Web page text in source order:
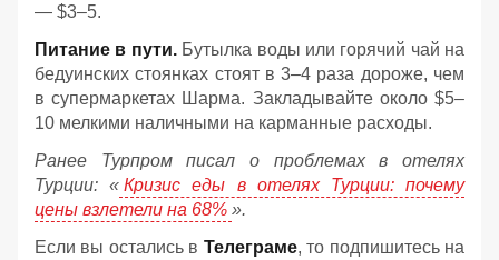
— $3–5.
Питание в пути.Бутылка воды или горячий чай на
бедуинских стоянках стоят в 3–4 раза дороже, чем
в супермаркетах Шарма. Закладывайте около $5–
10 мелкими наличными на карманные расходы.
Ранее Турпром писал о проблемах в отелях
Турции: « Кризис еды в отелях Турции: почему
цены взлетели на 68% ».
Если вы остались в Телеграме, то подпишитесь на